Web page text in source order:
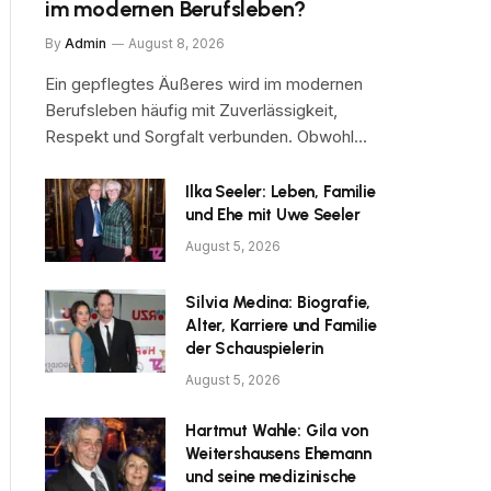
im modernen Berufsleben?
By Admin August 8, 2026
Ein gepflegtes Äußeres wird im modernen
Berufsleben häufig mit Zuverlässigkeit,
Respekt und Sorgfalt verbunden. Obwohl…
Ilka Seeler: Leben, Familie
und Ehe mit Uwe Seeler
August 5, 2026
Silvia Medina: Biografie,
Alter, Karriere und Familie
der Schauspielerin
August 5, 2026
Hartmut Wahle: Gila von
Weitershausens Ehemann
und seine medizinische